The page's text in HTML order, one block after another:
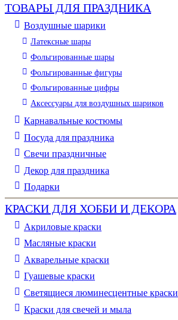
ТОВАРЫ ДЛЯ ПРАЗДНИКА
Воздушные шарики
Латексные шары
Фольгированные шары
Фольгированные фигуры
Фольгированные цифры
Аксессуары для воздушных шариков
Карнавальные костюмы
Посуда для праздника
Свечи праздничные
Декор для праздника
Подарки
КРАСКИ ДЛЯ ХОББИ И ДЕКОРА
Акриловые краски
Масляные краски
Акварельные краски
Гуашевые краски
Светящиеся люминесцентные краски
Краски для свечей и мыла